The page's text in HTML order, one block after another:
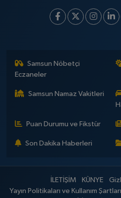
Samsun Nöbetçi
Eczaneler
Samsun Namaz Vakitleri
Puan Durumu ve Fikstür
Son Dakika Haberleri
İLETİŞİM KÜNYE
Yayın Politikaları ve Kullanım Şartları